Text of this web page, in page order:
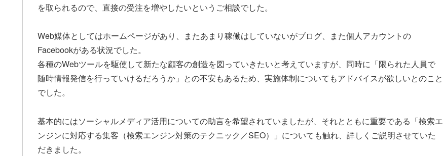
を取られるので、直接の受注を増やしたいというご相談でした。
Web媒体としてはホームページがあり、またあまり稼働はしていないがブログ、また個人アカウントの
Facebookがある状況でした。
各種のWebツールを駆使して新たな顧客の創造を図っていきたいと考えていますが、同時に「限られた人員で
随時情報発信を行っていけるだろうか」との不安もあるため、実施体制についてもアドバイスが欲しいとのこと
でした。
基本的にはソーシャルメディア活用についての助言を希望されていましたが、それとともに重要である「検索エ
ンジンに対応する集客（検索エンジン対策のテクニック／SEO）」についても触れ、詳しくご説明させていた
だきました。